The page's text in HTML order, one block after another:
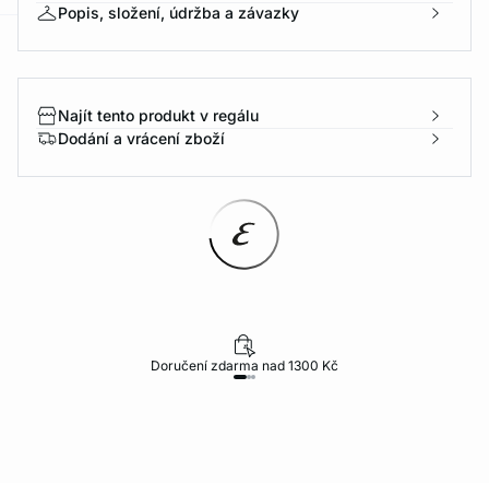
Popis, složení, údržba a závazky
Najít tento produkt v regálu
Dodání a vrácení zboží
Doručení zdarma nad 1300 Kč